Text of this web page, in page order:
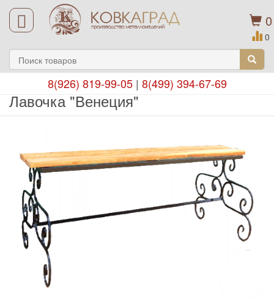
0
0
8(926) 819-99-05| 8(499) 394-67-69
Лавочка "Венеция"